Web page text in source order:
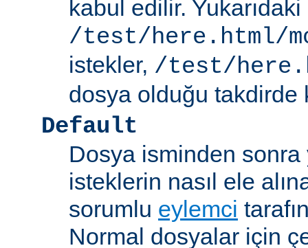
kabul edilir.
/test/here.html/
istekler, /test/
dosya olduğu takdirde
Default
Dosya isminden
isteklerin nasıl ele
sorumlu eylemci
Normal dosyalar için